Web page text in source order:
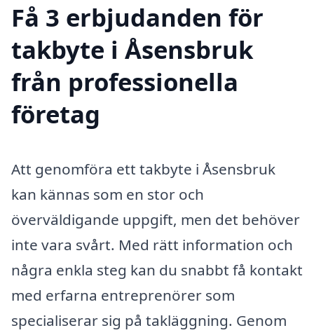
Få 3 erbjudanden för
takbyte i Åsensbruk
från professionella
företag
Att genomföra ett takbyte i Åsensbruk
kan kännas som en stor och
överväldigande uppgift, men det behöver
inte vara svårt. Med rätt information och
några enkla steg kan du snabbt få kontakt
med erfarna entreprenörer som
specialiserar sig på takläggning. Genom